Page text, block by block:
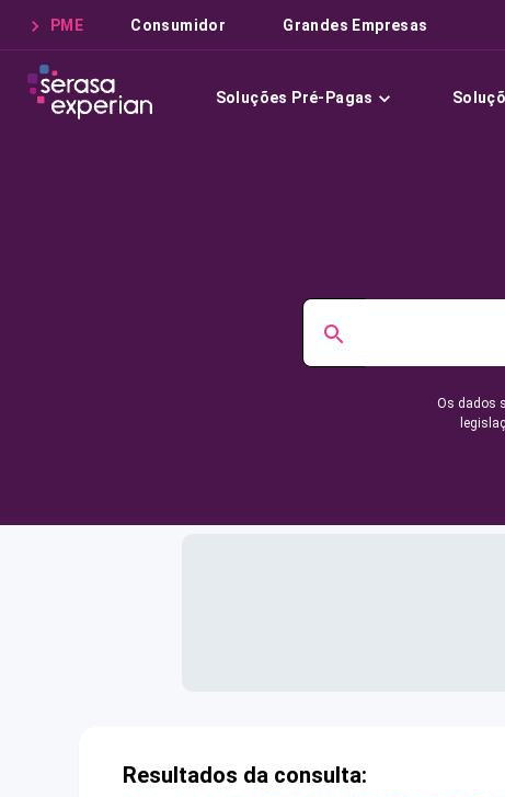
PME Consumidor Grandes Empresas
Soluções Pré-Pagas
Os dados
Resultados da consulta: